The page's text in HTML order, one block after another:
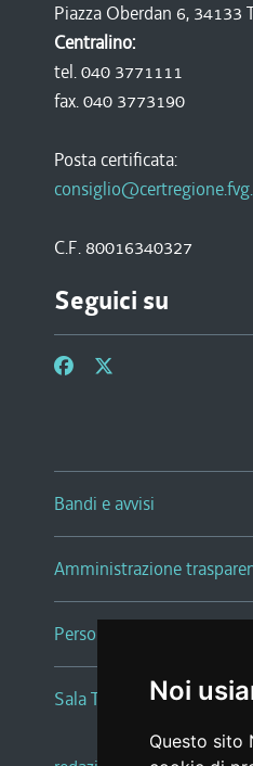
Noi
Questo sito
Piazza Oberdan 6, 34133
Centralino:
tel. 040 3771111
fax. 040 3773190
Posta certificata:
C.F. 80016340327
Seguici su
Bandi e avvisi
Amministrazione
Persone e Uffici
Sala Tiziano Tessitori